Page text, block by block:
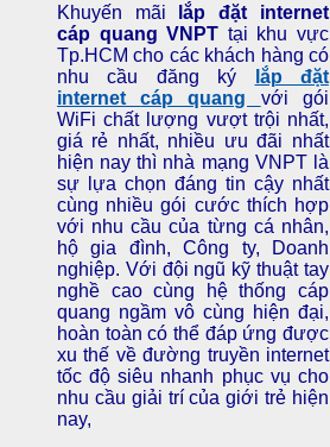
Khuyến mãi lắp đặt internet
cáp quang VNPT tại khu vực
Tp.HCM cho các khách hàng có
nhu cầu đăng ký
lắp đặt
internetcáp quang với gói
WiFichất lượng vượt trội nhất,
giá rẻ nhất, nhiều ưu đãi nhất
hiện nay thì nhà mạng VNPT là
sự lựa chọn đáng tin cậy nhất
cùng nhiều gói cước thích hợp
với nhu cầu của từng cá nhân,
hộ gia đình, Công ty, Doanh
nghiệp. Với đội ngũ kỹ thuật tay
nghề cao cùng hệ thống cáp
quang ngầm vô cùng hiện đại,
hoàn toàn có thể đáp ứng được
xu thế về đường truyền internet
tốc độ siêu nhanh phục vụ cho
nhu cầu giải trí của giới trẻ hiện
nay,